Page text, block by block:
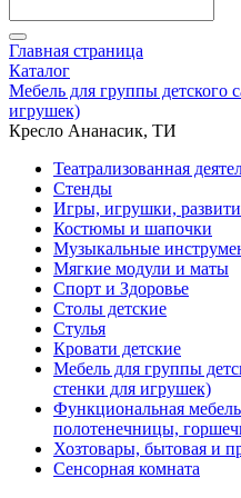
Главная страница
Каталог
Мебель для группы детского
игрушек)
Кресло Ананасик, ТИ
Театрализованная
Стенды
Игры, игрушки,
Костюмы и шапочки
Музыкальные
Мягкие модули и маты
Спорт и Здоровье
Столы детские
Стулья
Кровати детские
Мебель для группы
стенки для игрушек)
Функциональная
полотенечницы,
Хозтовары, бытовая и
Сенсорная комната